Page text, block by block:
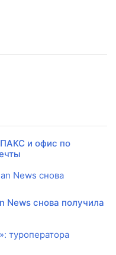
и офис по
News снова получила